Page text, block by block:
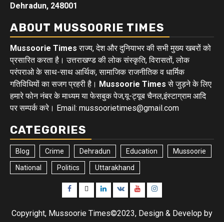
Dehradun, 248001
ABOUT MUSSOORIE TIMES
Mussoorie Times राज्य, देश और दुनियाभर की सभी मुख्य खबरों को
प्रसारित करता है। उत्तराखण्ड की लोक संस्कृति, विरासतों, लोक
परंपराओ के साथ-साथ आर्थिक, सामाजिक राजनीतिक व धार्मिक
गतिविधियों का सजग प्रहरी है। Mussoorie Times से जुड़ने के लिए
हमारे फोन नंबर के माध्यम या फेसबुक पेज,यू-ट्यूब चैनल,इंस्टाग्राम आदि
पर सम्पर्क करे। Email: mussoorietimes@gmail.com
CATEGORIES
Blog Crime Dehradun Education Mussoorie
National Politics Uttarakhand
Facebook
TwitterLinkedin
VK YoutubeInstagram
Copyright, Mussoorie Times©2023, Design & Develop by